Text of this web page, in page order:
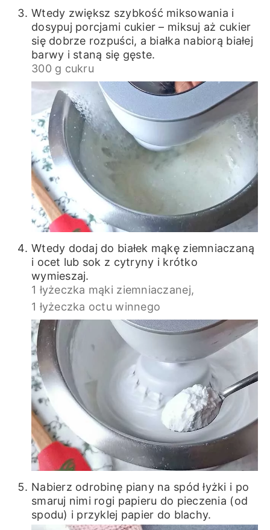
Wtedy zwiększ szybkość miksowania i
dosypuj porcjami cukier – miksuj aż cukier
się dobrze rozpuści, a białka nabiorą białej
barwy i staną się gęste.
300 g cukru
Wtedy dodaj do białek mąkę ziemniaczaną
i ocet lub sok z cytryny i krótko
wymieszaj.
1 łyżeczka mąki ziemniaczanej,
1 łyżeczka octu winnego
Nabierz odrobinę piany na spód łyżki i po
smaruj nimi rogi papieru do pieczenia (od
spodu) i przyklej papier do blachy.